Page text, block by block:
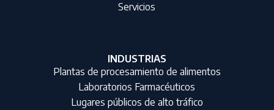
Servicios
INDUSTRIAS
Plantas de procesamiento de alimentos
Laboratorios Farmacéuticos
Lugares públicos de alto tráfico